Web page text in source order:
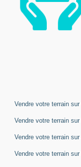
Vendre votre terrain sur
Vendre votre terrain sur
Vendre votre terrain sur
Vendre votre terrain sur